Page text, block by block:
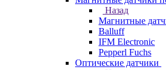
Назад
Магнитные
Balluff
IFM Electronic
Pepperl Fuchs
Оптические датчики